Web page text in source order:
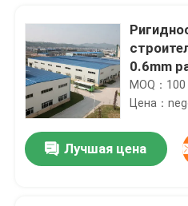
0.6mm
MOQ：
Цена：
Лучшая цена